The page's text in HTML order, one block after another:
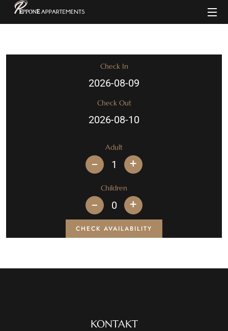
Check In
Check Out
Adult
+
Children
+
CHECK AVAILABILITY
KONTAKT